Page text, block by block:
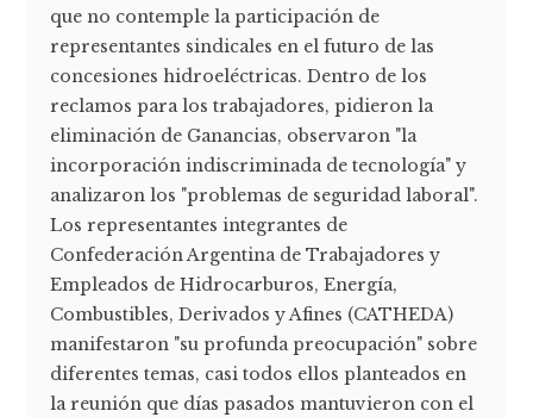
que no contemple la participación de
representantes sindicales en el futuro de las
concesiones hidroeléctricas. Dentro de los
reclamos para los trabajadores, pidieron la
eliminación de Ganancias, observaron "la
incorporación indiscriminada de tecnología" y
analizaron los "problemas de seguridad laboral".
Los representantes integrantes de
Confederación Argentina de Trabajadores y
Empleados de Hidrocarburos, Energía,
Combustibles, Derivados y Afines (CATHEDA)
manifestaron "su profunda preocupación" sobre
diferentes temas, casi todos ellos planteados en
la reunión que días pasados mantuvieron con el